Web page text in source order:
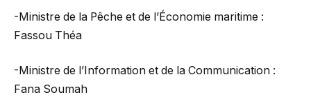
-Ministre de la Pêche et de l’Économie maritime :
Fassou Théa
-Ministre de l’Information et de la Communication :
Fana Soumah